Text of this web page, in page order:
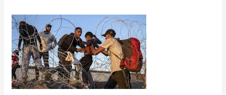
Paso
del
Norte